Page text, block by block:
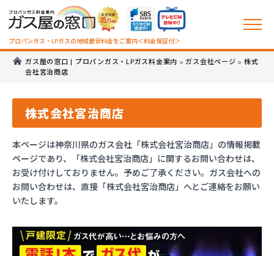
プロパンガス・LPガスの地域最安料金をご案内＜料金保証付＞
ガス屋の窓口 | プロパンガス・LPガス料金案内 >ガス会社ページ > 株式
会社宮治商店
株式会社宮治商店
本ページは神奈川県のガス会社「株式会社宮治商店」の情報掲載
ページであり、「株式会社宮治商店」に関するお問い合わせは、
お受け付けしておりません。予めご了承ください。ガス会社への
お問い合わせは、直接「株式会社宮治商店」へとご連絡をお願い
いたします。